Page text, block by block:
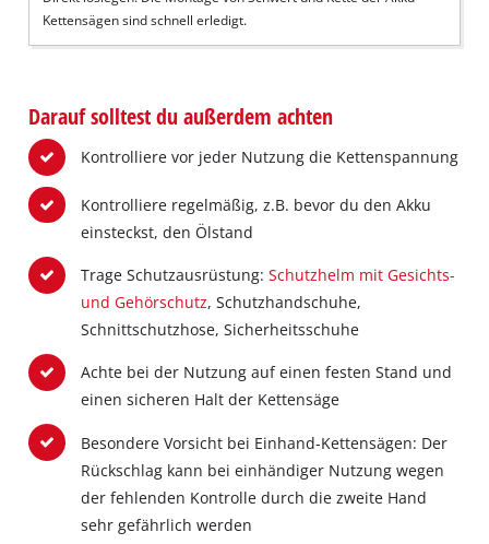
Kettensägen sind schnell erledigt.
Darauf solltest du außerdem achten
Kontrolliere vor jeder Nutzung die Kettenspannung
Kontrolliere regelmäßig, z.B. bevor du den Akku
einsteckst, den Ölstand
Trage Schutzausrüstung: Schutzhelm mit Gesichts-
und Gehörschutz, Schutzhandschuhe,
Schnittschutzhose, Sicherheitsschuhe
Achte bei der Nutzung auf einen festen Stand und
einen sicheren Halt der Kettensäge
Besondere Vorsicht bei Einhand-Kettensägen: Der
Rückschlag kann bei einhändiger Nutzung wegen
der fehlenden Kontrolle durch die zweite Hand
sehr gefährlich werden